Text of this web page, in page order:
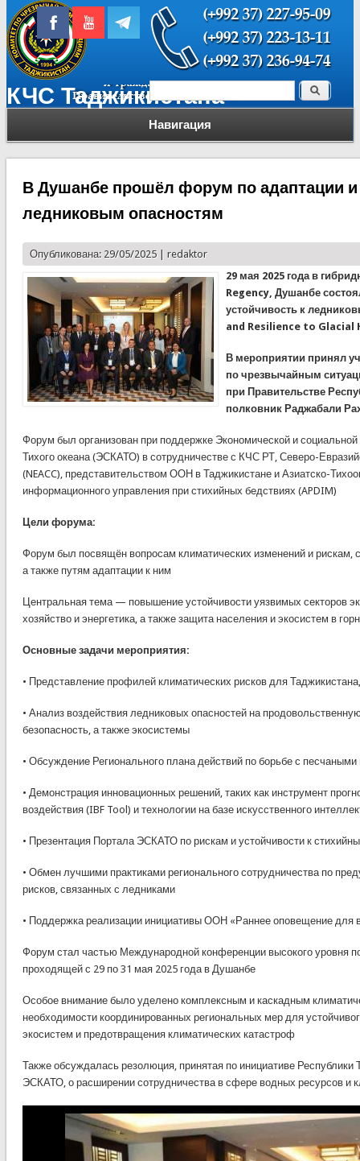
КЧС Таджикистана
Навигация
Форма поиска Поиск
В Душанбе прошёл форум по адаптации и
ледниковым опасностям
Опубликована: 29/05/2025 | redaktor
29 мая 2025 года в
Regency, Душанбе
устойчивость к
and Resilience to Glacial
В мероприятии принял
по чрезвычайным
при Правительстве
полковник Раджабали
Форум был организован при поддержке Экономической и
Тихого океана (ЭСКАТО) в сотрудничестве с КЧС РТ, Северо-
(NEACC), представительством ООН в Таджикистане и Азиатско-
информационного управления при стихийных бедствиях (APDIM)
Цели форума:
Форум был посвящён вопросам климатических изменений и рискам,
а также путям адаптации к ним
Центральная тема — повышение устойчивости уязвимых секторов
хозяйство и энергетика, а также защита населения и экосистем в
Основные задачи мероприятия:
• Представление профилей климатических рисков для
• Анализ воздействия ледниковых опасностей на
безопасность, а также экосистемы
• Обсуждение Регионального плана действий по борьбе с
• Демонстрация инновационных решений, таких как инструмент
воздействия (IBF Tool) и технологии на базе искусственного
• Презентация Портала ЭСКАТО по рискам и устойчивости к
• Обмен лучшими практиками регионального сотрудничества по
рисков, связанных с ледниками
• Поддержка реализации инициативы ООН «Раннее оповещение для
Форум стал частью Международной конференции высокого уровня
проходящей с 29 по 31 мая 2025 года в Душанбе
Особое внимание было уделено комплексным и каскадным
необходимости координированных региональных мер для
экосистем и предотвращения климатических катастроф
Также обсуждалась резолюция, принятая по инициативе Республики
ЭСКАТО, о расширении сотрудничества в сфере водных ресурсов и